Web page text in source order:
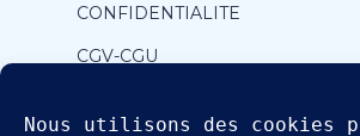
CONFIDENTIALITE
CGV-CGU